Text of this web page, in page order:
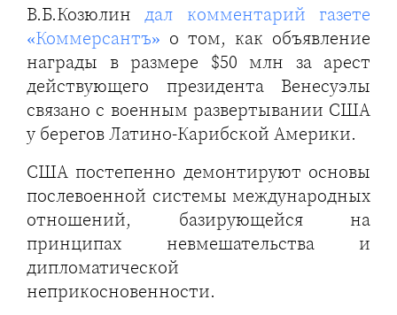
В.Б.Козюлиндал комментарий газете
«Коммерсантъ» о том, как объявление
награды в размере $50 млн за арест
действующего президента Венесуэлы
связано с военным развертывании США
у берегов Латино-Карибской Америки.
США постепенно демонтируют основы
послевоенной системы международных
отношений, базирующейся на
принципах невмешательства и
дипломатической
неприкосновенности.